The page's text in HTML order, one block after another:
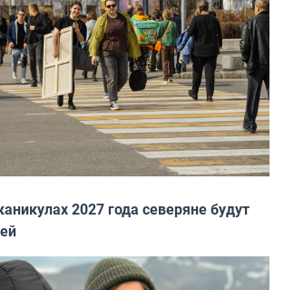
2027 года северяне будут